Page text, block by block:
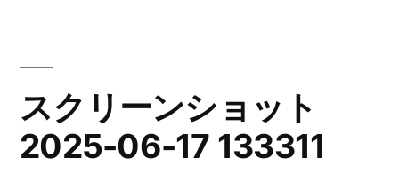
スクリーンショット
2025-06-17 133311